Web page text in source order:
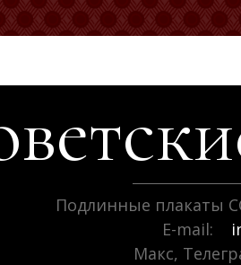
Подлинные плакаты
E-mail:
Макс,